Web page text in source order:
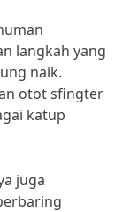
langkah yang
naik.
otot sfingter
katup
juga